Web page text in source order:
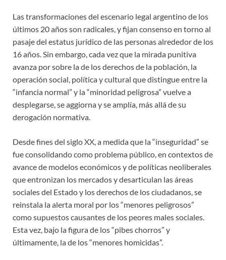
Las transformaciones del escenario legal argentino de los
últimos 20 años son radicales, y fijan consenso en torno al
pasaje del estatus jurídico de las personas alrededor de los
16 años. Sin embargo, cada vez que la mirada punitiva
avanza por sobre la de los derechos de la población, la
operación social, política y cultural que distingue entre la
“infancia normal” y la “minoridad peligrosa” vuelve a
desplegarse, se aggiorna y se amplía, más allá de su
derogación normativa.
Desde fines del siglo XX, a medida que la “inseguridad” se
fue consolidando como problema público, en contextos de
avance de modelos económicos y de políticas neoliberales
que entronizan los mercados y desarticulan las áreas
sociales del Estado y los derechos de los ciudadanos, se
reinstala la alerta moral por los “menores peligrosos”
como supuestos causantes de los peores males sociales.
Esta vez, bajo la figura de los “pibes chorros” y
últimamente, la de los “menores homicidas”.